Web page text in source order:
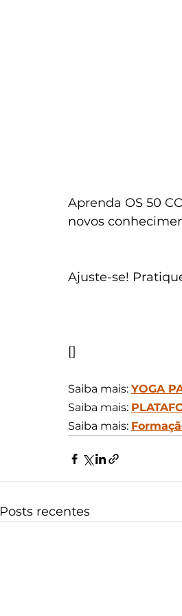
Aprenda OS 50
novos
Ajuste-se!
[]
Saiba mais: YOGA
Saiba mais:
Saiba mais:
Posts recentes